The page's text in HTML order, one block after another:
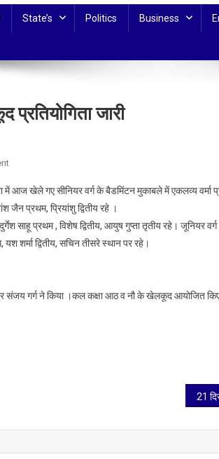
State’s Politics Business
जारी
On
जैन
इंटर
कॉलेज
की
प्रतियोगिता
आज खेले गए सीनियर वर्ग के बैडमिंटन मुकाबले में एकलव्य वर्मा
जैन प्रथम, प्रियांशु द्वितीय रहे ।
साहू प्रथम , विशेष द्वितीय, आयुष गुप्ता तृतीय रहे। जूनियर
शर्मा द्वितीय, सचिन तीसरे स्थान पर रहे।
संजय गर्ग ने किया ।कल कक्षा आठ व नौ के खेलकूद आयोजित किए